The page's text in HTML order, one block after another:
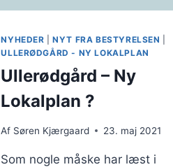
NYHEDER |NYT FRA BESTYRELSEN
ULLERØDGÅRD - NY LOKALPLAN
Ullerødgård – Ny
Lokalplan ?
Af Søren Kjærgaard 23. maj 2021
Som nogle måske har læst i